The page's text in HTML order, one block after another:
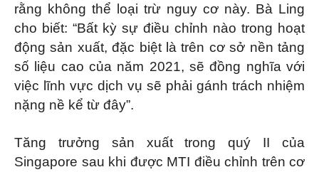
rằng không thể loại trừ nguy cơ này. Bà Ling
cho biết: “Bất kỳ sự điều chỉnh nào trong hoạt
động sản xuất, đặc biệt là trên cơ sở nền tảng
số liệu cao của năm 2021, sẽ đồng nghĩa với
việc lĩnh vực dịch vụ sẽ phải gánh trách nhiệm
nặng nề kể từ đây”.
Tăng trưởng sản xuất trong quý II của
Singapore sau khi được MTI điều chỉnh trên cơ